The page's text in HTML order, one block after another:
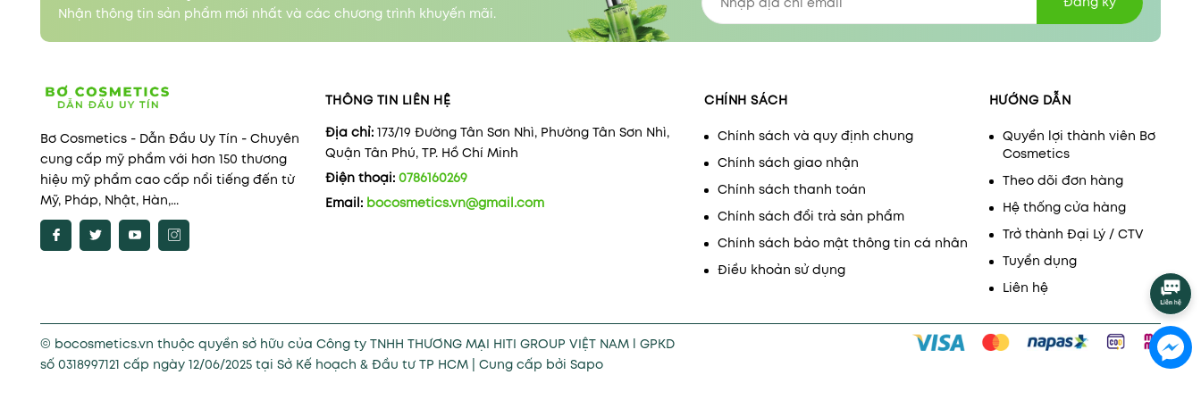
Nhận thông tin sản phẩm mới nhất và các chương trình khuyến mãi.
Bơ Cosmetics - Dẫn Đầu Uy Tín - Chuyên
cung cấp mỹ phẩm với hơn 150 thương
hiệu mỹ phẩm cao cấp nổi tiếng đến từ
Mỹ, Pháp, Nhật, Hàn,...
THÔNG TIN LIÊN HỆ
Địa chỉ: 173/19 Đường Tân Sơn Nhì, Phường Tân Sơn Nhì,
Quận Tân Phú, TP. Hồ Chí Minh
Điện thoại: 0786160269
Email: bocosmetics.vn@gmail.com
CHÍNH SÁCH
Chính sách và quy định chung
Chính sách giao nhận
Chính sách thanh toán
Chính sách đổi trả sản phẩm
Chính sách bảo mật thông tin cá nhân
Điều khoản sử dụng
HƯỚNG DẪN
Quyền lợi thành viên Bơ
Cosmetics
Theo dõi đơn hàng
Hệ thống cửa hàng
Trở thành Đại Lý / CTV
Tuyển dụng
Liên hệ
© bocosmetics.vn thuộc quyền sở hữu của Công ty TNHH THƯƠNG MẠI HITI GROUP VIỆT NAM l GPKD
số 0318997121 cấp ngày 12/06/2025 tại Sở Kế hoạch & Đầu tư TP HCM | Cung cấp bởi Sapo